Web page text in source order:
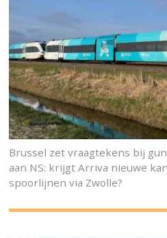
Brussel zet vraagtekens bij
aan NS: krijgt Arriva nieuwe
spoorlijnen via Zwolle?